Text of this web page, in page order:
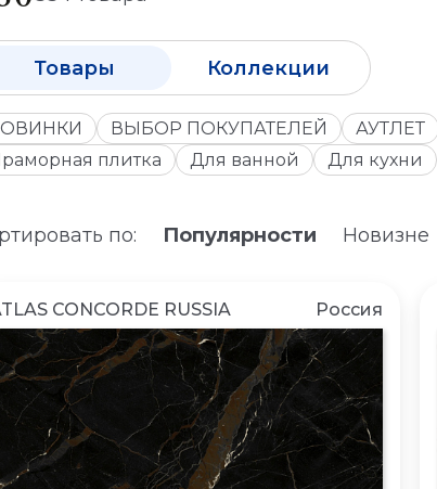
Товары Коллекции
ВЫБОР ПОКУПАТЕЛЕЙ АУТЛЕТ
плитка
Для ванной Для кухни
по: Популярности Новизне
CONCORDE RUSSIA Россия